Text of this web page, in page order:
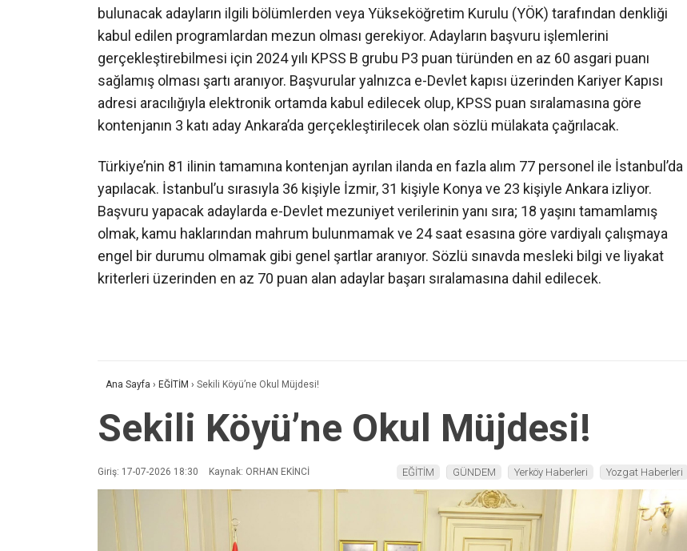
bulunacak adayların ilgili bölümlerden veya Yükseköğretim Kurulu (YÖK) tarafından denkliği
kabul edilen programlardan mezun olması gerekiyor. Adayların başvuru işlemlerini
gerçekleştirebilmesi için 2024 yılı KPSS B grubu P3 puan türünden en az 60 asgari puanı
sağlamış olması şartı aranıyor. Başvurular yalnızca e-Devlet kapısı üzerinden Kariyer Kapısı
adresi aracılığıyla elektronik ortamda kabul edilecek olup, KPSS puan sıralamasına göre
kontenjanın 3 katı aday Ankara’da gerçekleştirilecek olan sözlü mülakata çağrılacak.
Türkiye’nin 81 ilinin tamamına kontenjan ayrılan ilanda en fazla alım 77 personel ile İstanbul’da
yapılacak. İstanbul’u sırasıyla 36 kişiyle İzmir, 31 kişiyle Konya ve 23 kişiyle Ankara izliyor.
Başvuru yapacak adaylarda e-Devlet mezuniyet verilerinin yanı sıra; 18 yaşını tamamlamış
olmak, kamu haklarından mahrum bulunmamak ve 24 saat esasına göre vardiyalı çalışmaya
engel bir durumu olmamak gibi genel şartlar aranıyor. Sözlü sınavda mesleki bilgi ve liyakat
kriterleri üzerinden en az 70 puan alan adaylar başarı sıralamasına dahil edilecek.
Ana Sayfa › EĞİTİM › Sekili Köyü’ne Okul Müjdesi!
Sekili Köyü’ne Okul Müjdesi!
Giriş: 17-07-2026 18:30 Kaynak: ORHAN EKİNCİ EĞİTİM GÜNDEM Yerköy Haberleri Yozgat Haberleri